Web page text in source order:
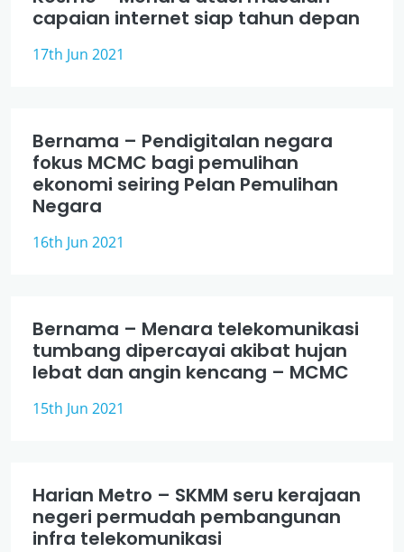
capaian internet siap tahun depan
17th Jun 2021
Bernama – Pendigitalan negara
fokus MCMC bagi pemulihan
ekonomi seiring Pelan Pemulihan
Negara
16th Jun 2021
Bernama – Menara telekomunikasi
tumbang dipercayai akibat hujan
lebat dan angin kencang – MCMC
15th Jun 2021
Harian Metro – SKMM seru kerajaan
negeri permudah pembangunan
infra telekomunikasi